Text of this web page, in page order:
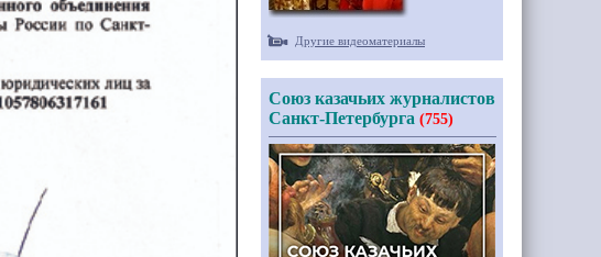
Другие видеоматериалы
Союз казачьих журналистов
Санкт-Петербурга (755)